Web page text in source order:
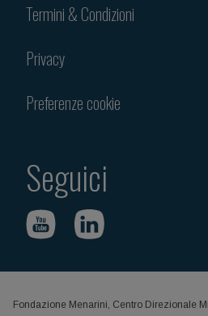
Termini & Condizioni
Privacy
Preferenze cookie
Seguici
Fondazione Menarini, Centro Direzionale